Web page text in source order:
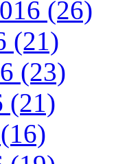
(26)
(21)
(23)
(21)